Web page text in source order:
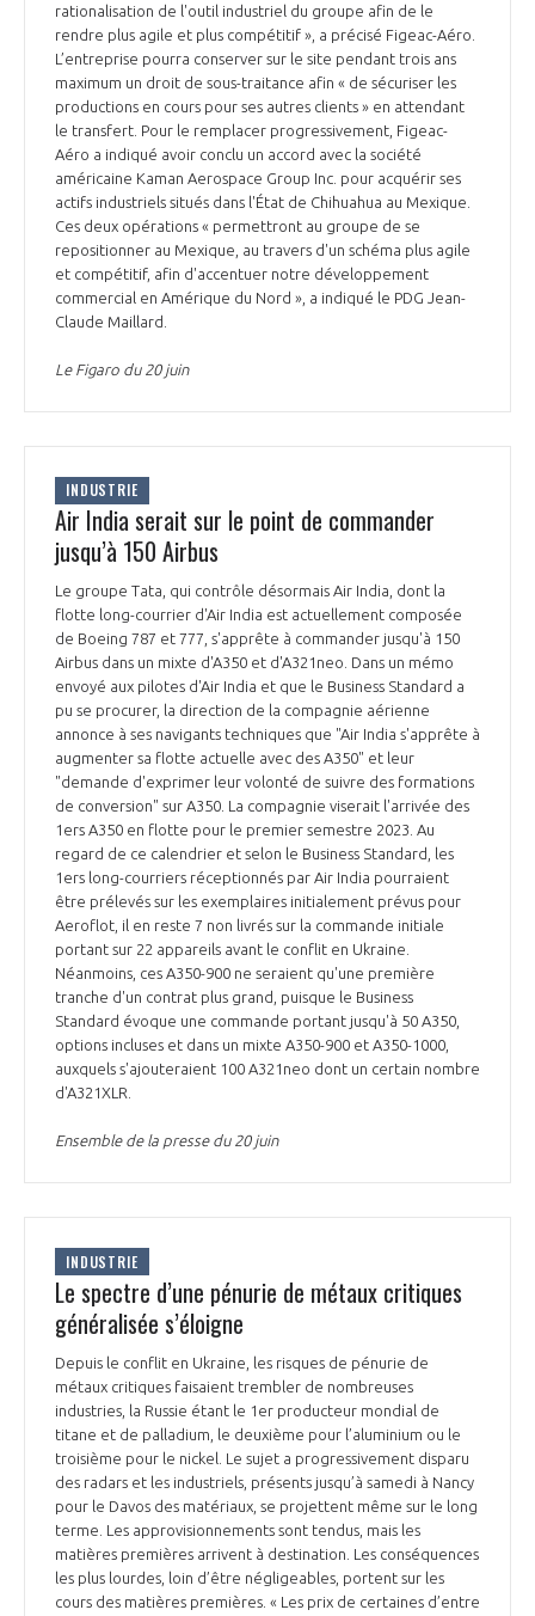
rationalisation de l'outil industriel du groupe afin de le
rendre plus agile et plus compétitif », a précisé Figeac-Aéro.
L’entreprise pourra conserver sur le site pendant trois ans
maximum un droit de sous-traitance afin « de sécuriser les
productions en cours pour ses autres clients » en attendant
le transfert. Pour le remplacer progressivement, Figeac-
Aéro a indiqué avoir conclu un accord avec la société
américaine Kaman Aerospace Group Inc. pour acquérir ses
actifs industriels situés dans l'État de Chihuahua au Mexique.
Ces deux opérations « permettront au groupe de se
repositionner au Mexique, au travers d'un schéma plus agile
et compétitif, afin d'accentuer notre développement
commercial en Amérique du Nord », a indiqué le PDG Jean-
Claude Maillard.
Le Figaro du 20 juin
INDUSTRIE
Air India serait sur le point de commander
jusqu’à 150 Airbus
Le groupe Tata, qui contrôle désormais Air India, dont la
flotte long-courrier d'Air India est actuellement composée
de Boeing 787 et 777, s'apprête à commander jusqu'à 150
Airbus dans un mixte d'A350 et d'A321neo. Dans un mémo
envoyé aux pilotes d'Air India et que le Business Standard a
pu se procurer, la direction de la compagnie aérienne
annonce à ses navigants techniques que "Air India s'apprête à
augmenter sa flotte actuelle avec des A350" et leur
"demande d'exprimer leur volonté de suivre des formations
de conversion" sur A350. La compagnie viserait l'arrivée des
1ers A350 en flotte pour le premier semestre 2023. Au
regard de ce calendrier et selon le Business Standard, les
1ers long-courriers réceptionnés par Air India pourraient
être prélevés sur les exemplaires initialement prévus pour
Aeroflot, il en reste 7 non livrés sur la commande initiale
portant sur 22 appareils avant le conflit en Ukraine.
Néanmoins, ces A350-900 ne seraient qu'une première
tranche d'un contrat plus grand, puisque le Business
Standard évoque une commande portant jusqu'à 50 A350,
options incluses et dans un mixte A350-900 et A350-1000,
auxquels s'ajouteraient 100 A321neo dont un certain nombre
d'A321XLR.
Ensemble de la presse du 20 juin
INDUSTRIE
Le spectre d’une pénurie de métaux critiques
généralisée s’éloigne
Depuis le conflit en Ukraine, les risques de pénurie de
métaux critiques faisaient trembler de nombreuses
industries, la Russie étant le 1er producteur mondial de
titane et de palladium, le deuxième pour l’aluminium ou le
troisième pour le nickel. Le sujet a progressivement disparu
des radars et les industriels, présents jusqu’à samedi à Nancy
pour le Davos des matériaux, se projettent même sur le long
terme. Les approvisionnements sont tendus, mais les
matières premières arrivent à destination. Les conséquences
les plus lourdes, loin d’être négligeables, portent sur les
cours des matières premières. « Les prix de certaines d’entre